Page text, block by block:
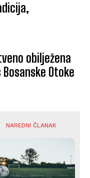
obilježena
Otoke
NAREDNI ČLANAK